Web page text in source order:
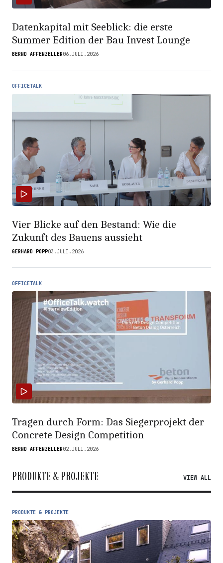
Datenkapital mit Seeblick: die erste
Summer Edition der Bau Invest Lounge
BERND AFFENZELLER06.JULI.2026
OFFICETALK
Vier Blicke auf den Bestand: Wie die
Zukunft des Bauens aussieht
GERHARD POPP03.JULI.2026
OFFICETALK
Tragen durch Form: Das Siegerprojekt der
Concrete Design Competition
BERND AFFENZELLER02.JULI.2026
PRODUKTE & PROJEKTE VIEW ALL
PRODUKTE & PROJEKTE